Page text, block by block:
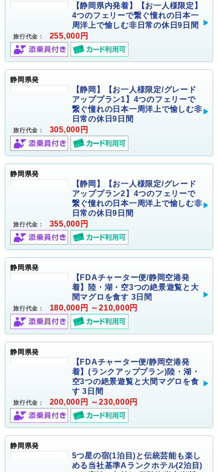
【静岡県内発着】【お一人様限定】
4つのフェリーで繋ぐ憧れの日本一
周洋上で愉しむ非日常の休日9日間
旅行代金： 255,000円
静岡県発
【静岡】【お一人様限定/グレード
アッププラン1】4つのフェリーで
繋ぐ憧れの日本一周洋上で愉しむ非
日常の休日9日間
旅行代金： 305,000円
静岡県発
【静岡】【お一人様限定/グレード
アッププラン2】4つのフェリーで
繋ぐ憧れの日本一周洋上で愉しむ非
日常の休日9日間
旅行代金： 355,000円
静岡県発
【FDAチャーター便/静岡空港発
着】陸・湖・空3つの絶景遊覧と大
間マグロを食す 3日間
旅行代金： 180,000円 ～210,000円
静岡県発
【FDAチャーター便/静岡空港発
着】(ランクアッププラン)陸・湖・
空3つの絶景遊覧と大間マグロを食
す 3日間
旅行代金： 200,000円 ～230,000円
静岡県発
5つ星の宿(1泊目)と伝統芸能も楽し
める当社基準Aランクホテル(2泊目)